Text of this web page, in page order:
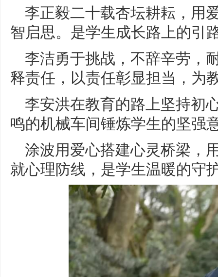
李正毅二十载杏坛耕耘，用
智启思。是学生成长路上的引
李洁勇于挑战，不辞辛劳，
释责任，以责任彰显担当，为
李安洪在教育的路上坚持初
鸣的机械车间锤炼学生的坚强
涂波用爱心搭建心灵桥梁，
就心理防线，是学生温暖的守